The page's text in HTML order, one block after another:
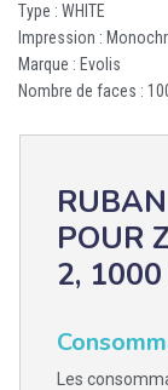
Type : WHITE
Impression :
Marque : Evolis
Nombre de faces :
POUR
2, 1000
Les